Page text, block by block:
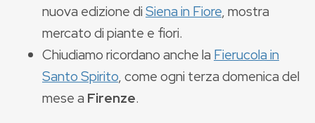
nuova edizione diSiena in Fiore, mostra
mercato di piante e fiori.
Chiudiamo ricordano anche la Fierucola in
Santo Spirito, come ogni terza domenica del
mese a Firenze.